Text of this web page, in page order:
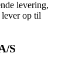
levering,
lever op til
S